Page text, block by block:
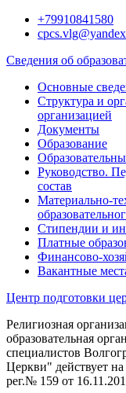
Перейти+79910841580
Сведения об
Основные
Структура и
организацией
Документы
Образование
Руководство.
состав
Материально-
Стипендии и
Платные
Финансово-
Вакантные
Центр подготовки
Религиозная
образовательная
специалистов
Церкви" действует
рег.№ 159 от